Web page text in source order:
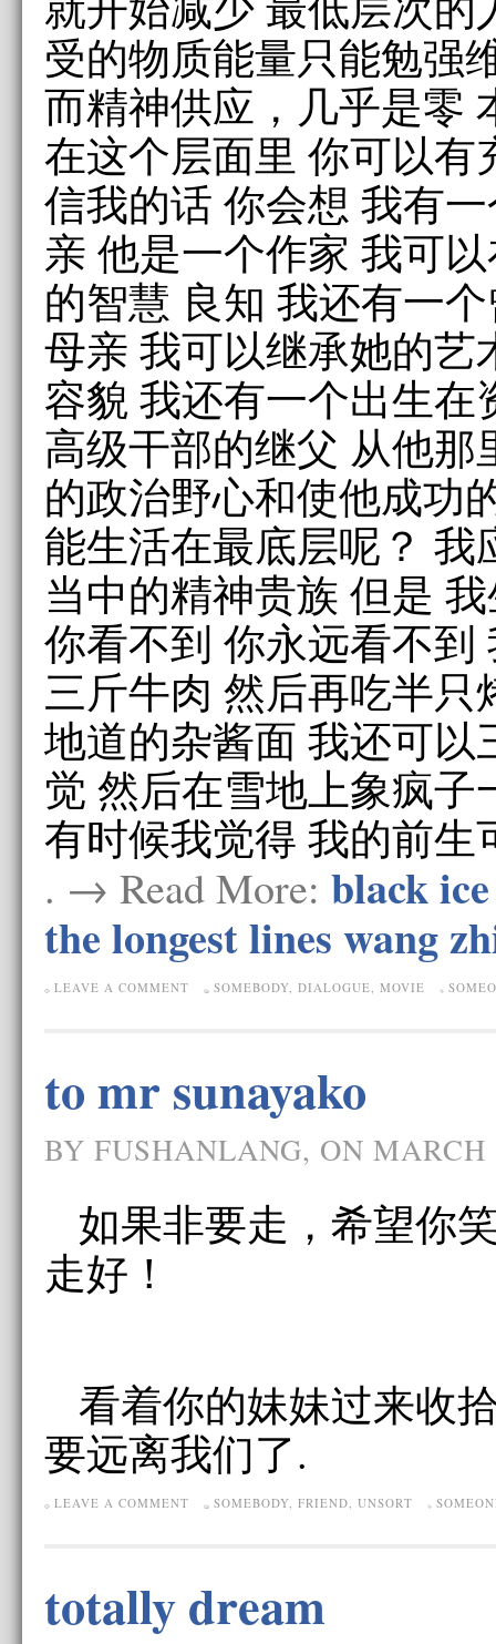
受的物质能量只能勉强
而精神供应，几乎是零
在这个层面里 你可以有
信我的话 你会想 我有
亲 他是一个作家 我可
的智慧 良知 我还有一
母亲 我可以继承她的艺
容貌 我还有一个出生在
高级干部的继父 从他那
的政治野心和使他成功
能生活在最底层呢？ 我
当中的精神贵族 但是
你看不到 你永远看不到
三斤牛肉 然后再吃半只
地道的杂酱面 我还可以
觉 然后在雪地上象疯子
有时候我觉得 我的前
. → Read More: black
the longest lines wang
LEAVE A COMMENT SOMEBODY, DIALOGUE MOVIE
to mr sunayako
BY FUSHANLANG, ON MARCH
如果非要走，希望你
走好！
看着你的妹妹过来收
要远离我们了.
LEAVE A COMMENT SOMEBODY, FRIEND, UNSORT
totally dream